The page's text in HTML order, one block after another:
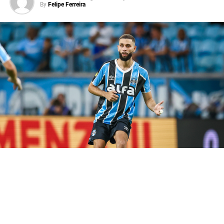
isso, a expectativa da torcida gremista é de que o
atacante volte a balançar as redes e ajude o Imortal a
construir uma vantagem fora de casa.
Carlos Vinícius volta em momento
decisivo
O artilheiro desfalcou o Grêmio na derrota para o Bolívar,
que resultou na eliminação da Copa Sul-Americana. No
entanto, o camisa 95 retorna justamente quando o clube
inicia mais uma disputa eliminatória. Assim, Luís Castro
ganha uma peça importante para aumentar o poder
By Felipe Ferreira